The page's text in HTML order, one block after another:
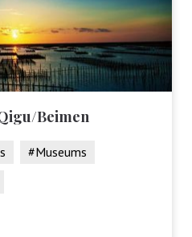
Beimen
#Museums